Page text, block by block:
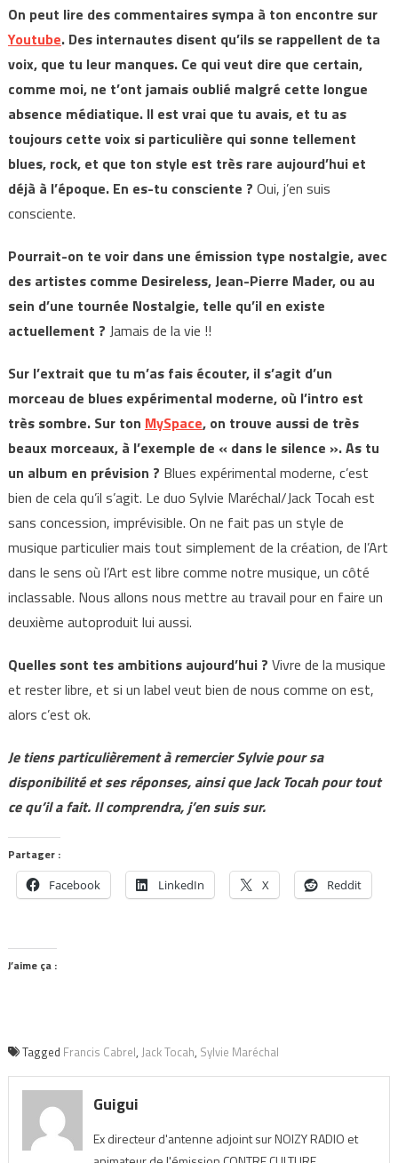
On peut lire des commentaires sympa à ton encontre sur
Youtube. Des internautes disent qu’ils se rappellent de ta
voix, que tu leur manques. Ce qui veut dire que certain,
comme moi, ne t’ont jamais oublié malgré cette longue
absence médiatique. Il est vrai que tu avais, et tu as
toujours cette voix si particulière qui sonne tellement
blues, rock, et que ton style est très rare aujourd’hui et
déjà à l’époque. En es-tu consciente ? Oui, j’en suis
consciente.
Pourrait-on te voir dans une émission type nostalgie, avec
des artistes comme Desireless, Jean-Pierre Mader, ou au
sein d’une tournée Nostalgie, telle qu’il en existe
actuellement ? Jamais de la vie !!
Sur l’extrait que tu m’as fais écouter, il s’agit d’un
morceau de blues expérimental moderne, où l’intro est
très sombre. Sur ton MySpace, on trouve aussi de très
beaux morceaux, à l’exemple de « dans le silence ». As tu
un album en prévision ? Blues expérimental moderne, c’est
bien de cela qu’il s’agit. Le duo Sylvie Maréchal/Jack Tocah est
sans concession, imprévisible. On ne fait pas un style de
musique particulier mais tout simplement de la création, de l’Art
dans le sens où l’Art est libre comme notre musique, un côté
inclassable. Nous allons nous mettre au travail pour en faire un
deuxième autoproduit lui aussi.
Quelles sont tes ambitions aujourd’hui ? Vivre de la musique
et rester libre, et si un label veut bien de nous comme on est,
alors c’est ok.
Je tiens particulièrement à remercier Sylvie pour sa
disponibilité et ses réponses, ainsi que Jack Tocah pour tout
ce qu’il a fait. Il comprendra, j’en suis sur.
Partager :
Facebook LinkedIn X Reddit
J’aime ça :
Tagged Francis Cabrel, Jack Tocah, Sylvie Maréchal
Guigui
Ex directeur d'antenne adjoint sur NOIZY RADIO et